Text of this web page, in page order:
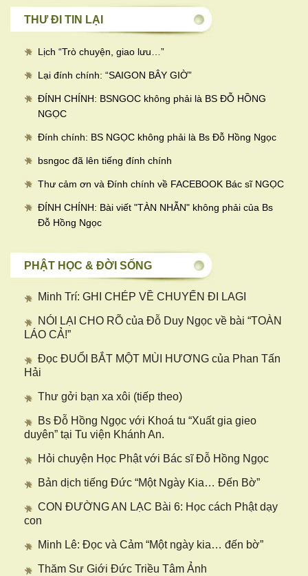
THƯ ĐI TIN LẠI
Lịch “Trò chuyện, giao lưu… ”
Lại đính chính: “SAIGON BÂY GIỜ”
ĐÍNH CHÍNH: BSNGOC không phải là BS ĐỖ HỒNG
NGỌC
Đính chính: BS NGỌC không phải là Bs Đỗ Hồng Ngọc
bsngoc đã lên tiếng đính chính
Thư cảm ơn và Đính chính về FACEBOOK Bác sĩ NGỌC
ĐÍNH CHÍNH: Bài viết "TÀN NHẪN" không phải của Bs
Đỗ Hồng Ngọc
PHẬT HỌC & ĐỜI SỐNG
Minh Trí: GHI CHÉP VỀ CHUYẾN ĐI LAGI
NÓI LẠI CHO RÕ của Đỗ Duy Ngọc về bài “TOÀN
LÁO CẢ!”
Đọc ĐUỔI BẮT MỘT MÙI HƯƠNG của Phan Tấn
Hải
Thư gởi bạn xa xôi (tiếp theo)
Bs Đỗ Hồng Ngọc với Khoá tu “Xuất gia gieo
duyên” tại Tu viện Khánh An.
Hỏi chuyện Học Phật với Bác sĩ Đỗ Hồng Ngọc
Bản dịch tiếng Đức “Một Ngày Kia… Đến Bờ”
CON ĐƯỜNG AN LẠC Bài 6: Học cách Phật dạy
con
Minh Lê: Đọc và Cảm “Một ngày kia… đến bờ”
Thăm Sư Giới Đức Triều Tâm Ảnh